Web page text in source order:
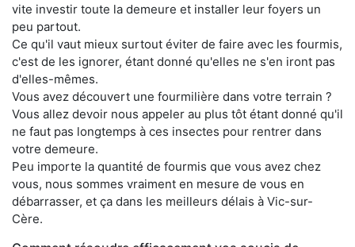
vite investir toute la demeure et installer leur foyers un
peu partout.
Ce qu'il vaut mieux surtout éviter de faire avec les fourmis,
c'est de les ignorer, étant donné qu'elles ne s'en iront pas
d'elles-mêmes.
Vous avez découvert une fourmilière dans votre terrain ?
Vous allez devoir nous appeler au plus tôt étant donné qu'il
ne faut pas longtemps à ces insectes pour rentrer dans
votre demeure.
Peu importe la quantité de fourmis que vous avez chez
vous, nous sommes vraiment en mesure de vous en
débarrasser, et ça dans les meilleurs délais à Vic-sur-
Cère.